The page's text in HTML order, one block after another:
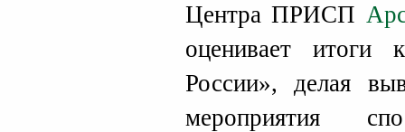
Центра ПРИСП
оценивает итоги
России», делая
мероприятия